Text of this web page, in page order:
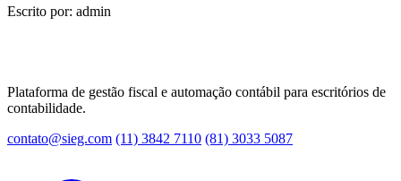
Escrito por: admin
Plataforma de gestão fiscal e automação contábil para escritórios de
contabilidade.
contato@sieg.com (11) 3842 7110 (81) 3033 5087